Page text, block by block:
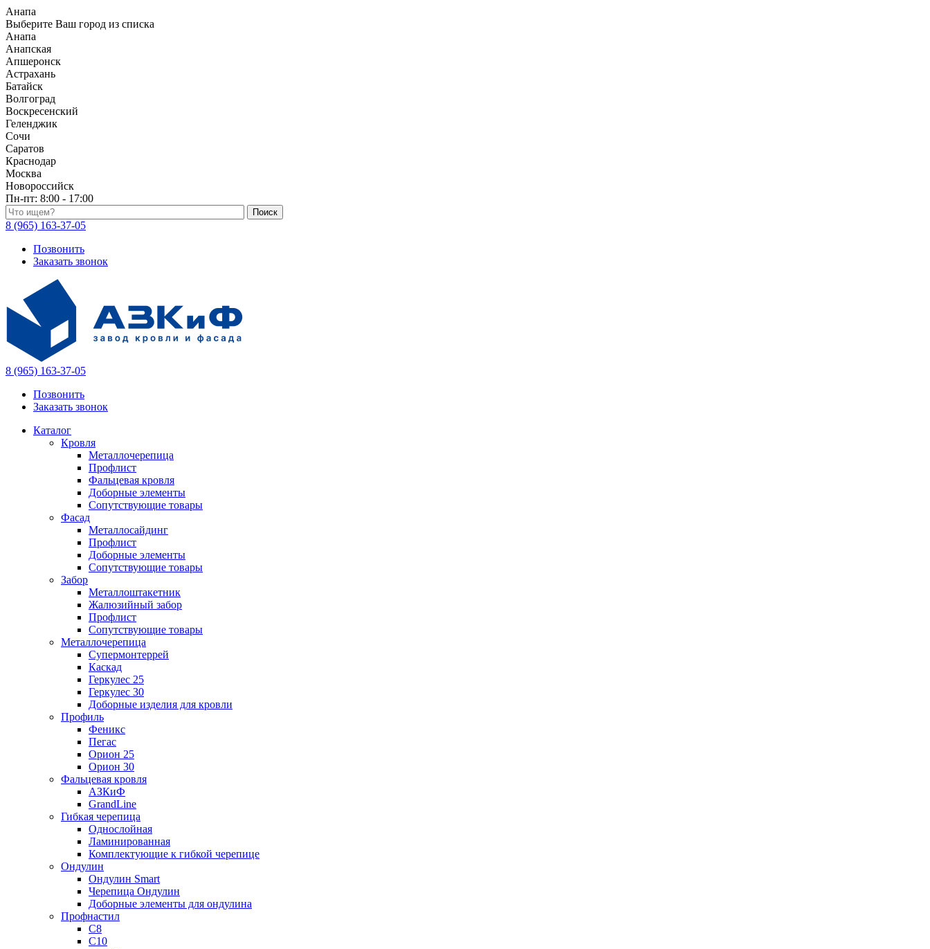
Анапа
Выберите Ваш город из списка
Анапа
Анапская
Апшеронск
Астрахань
Батайск
Волгоград
Воскресенский
Геленджик
Сочи
Саратов
Краснодар
Москва
Новороссийск
Пн-пт: 8:00 - 17:00
Поиск по каталогу
8 (965) 163-37-05
Позвонить
Заказать звонок
8 (965) 163-37-05
Позвонить
Заказать звонок
Каталог
Кровля
Металлочерепица
Профлист
Фальцевая кровля
Доборные элементы
Сопутствующие товары
Фасад
Металлосайдинг
Профлист
Доборные элементы
Сопутствующие товары
Забор
Металлоштакетник
Жалюзийный забор
Профлист
Сопутствующие товары
Металлочерепица
Супермонтеррей
Каскад
Геркулес 25
Геркулес 30
Доборные изделия для кровли
Профиль
Феникс
Пегас
Орион 25
Орион 30
Фальцевая кровля
АЗКиФ
GrandLine
Гибкая черепица
Однослойная
Ламинированная
Комплектующие к гибкой черепице
Ондулин
Ондулин Smart
Черепица Ондулин
Доборные элементы для ондулина
Профнастил
С8
С10